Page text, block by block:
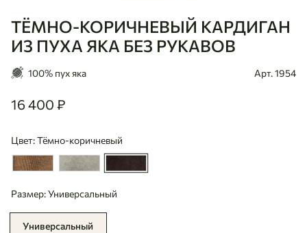
ТЁМНО-КОРИЧНЕВЫЙ КАРДИГАН
ИЗ ПУХА ЯКА БЕЗ РУКАВОВ
Ulaanbaatar
100% пух яка Арт. 1954
16400
16 400 ₽
Цвет: Тёмно-коричневый
Размер: Универсальный
Универсальный